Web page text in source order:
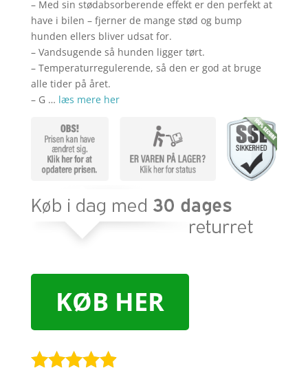
– Med sin stødabsorberende effekt er den perfekt at
have i bilen – fjerner de mange stød og bump
hunden ellers bliver udsat for.
– Vandsugende så hunden ligger tørt.
– Temperaturregulerende, så den er god at bruge
alle tider på året.
– G … læs mere her
KØB HER